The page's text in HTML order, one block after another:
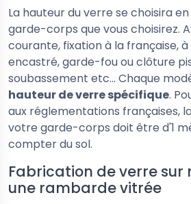
La hauteur du verre se choisira
garde-corps que vous choisirez.
courante, fixation à la française, à
encastré, garde-fou ou clôture
soubassement etc... Chaque
hauteur de verre spécifique.
aux réglementations françaises,
votre garde-corps doit être d'1
compter du sol.
Fabrication de verre sur
une rambarde vitrée